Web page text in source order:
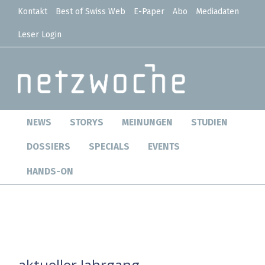
Kontakt Best of Swiss Web E-Paper Abo Mediadaten
Leser Login
NEWS STORYS MEINUNGEN STUDIEN
DOSSIERS SPECIALS EVENTS
HANDS-ON